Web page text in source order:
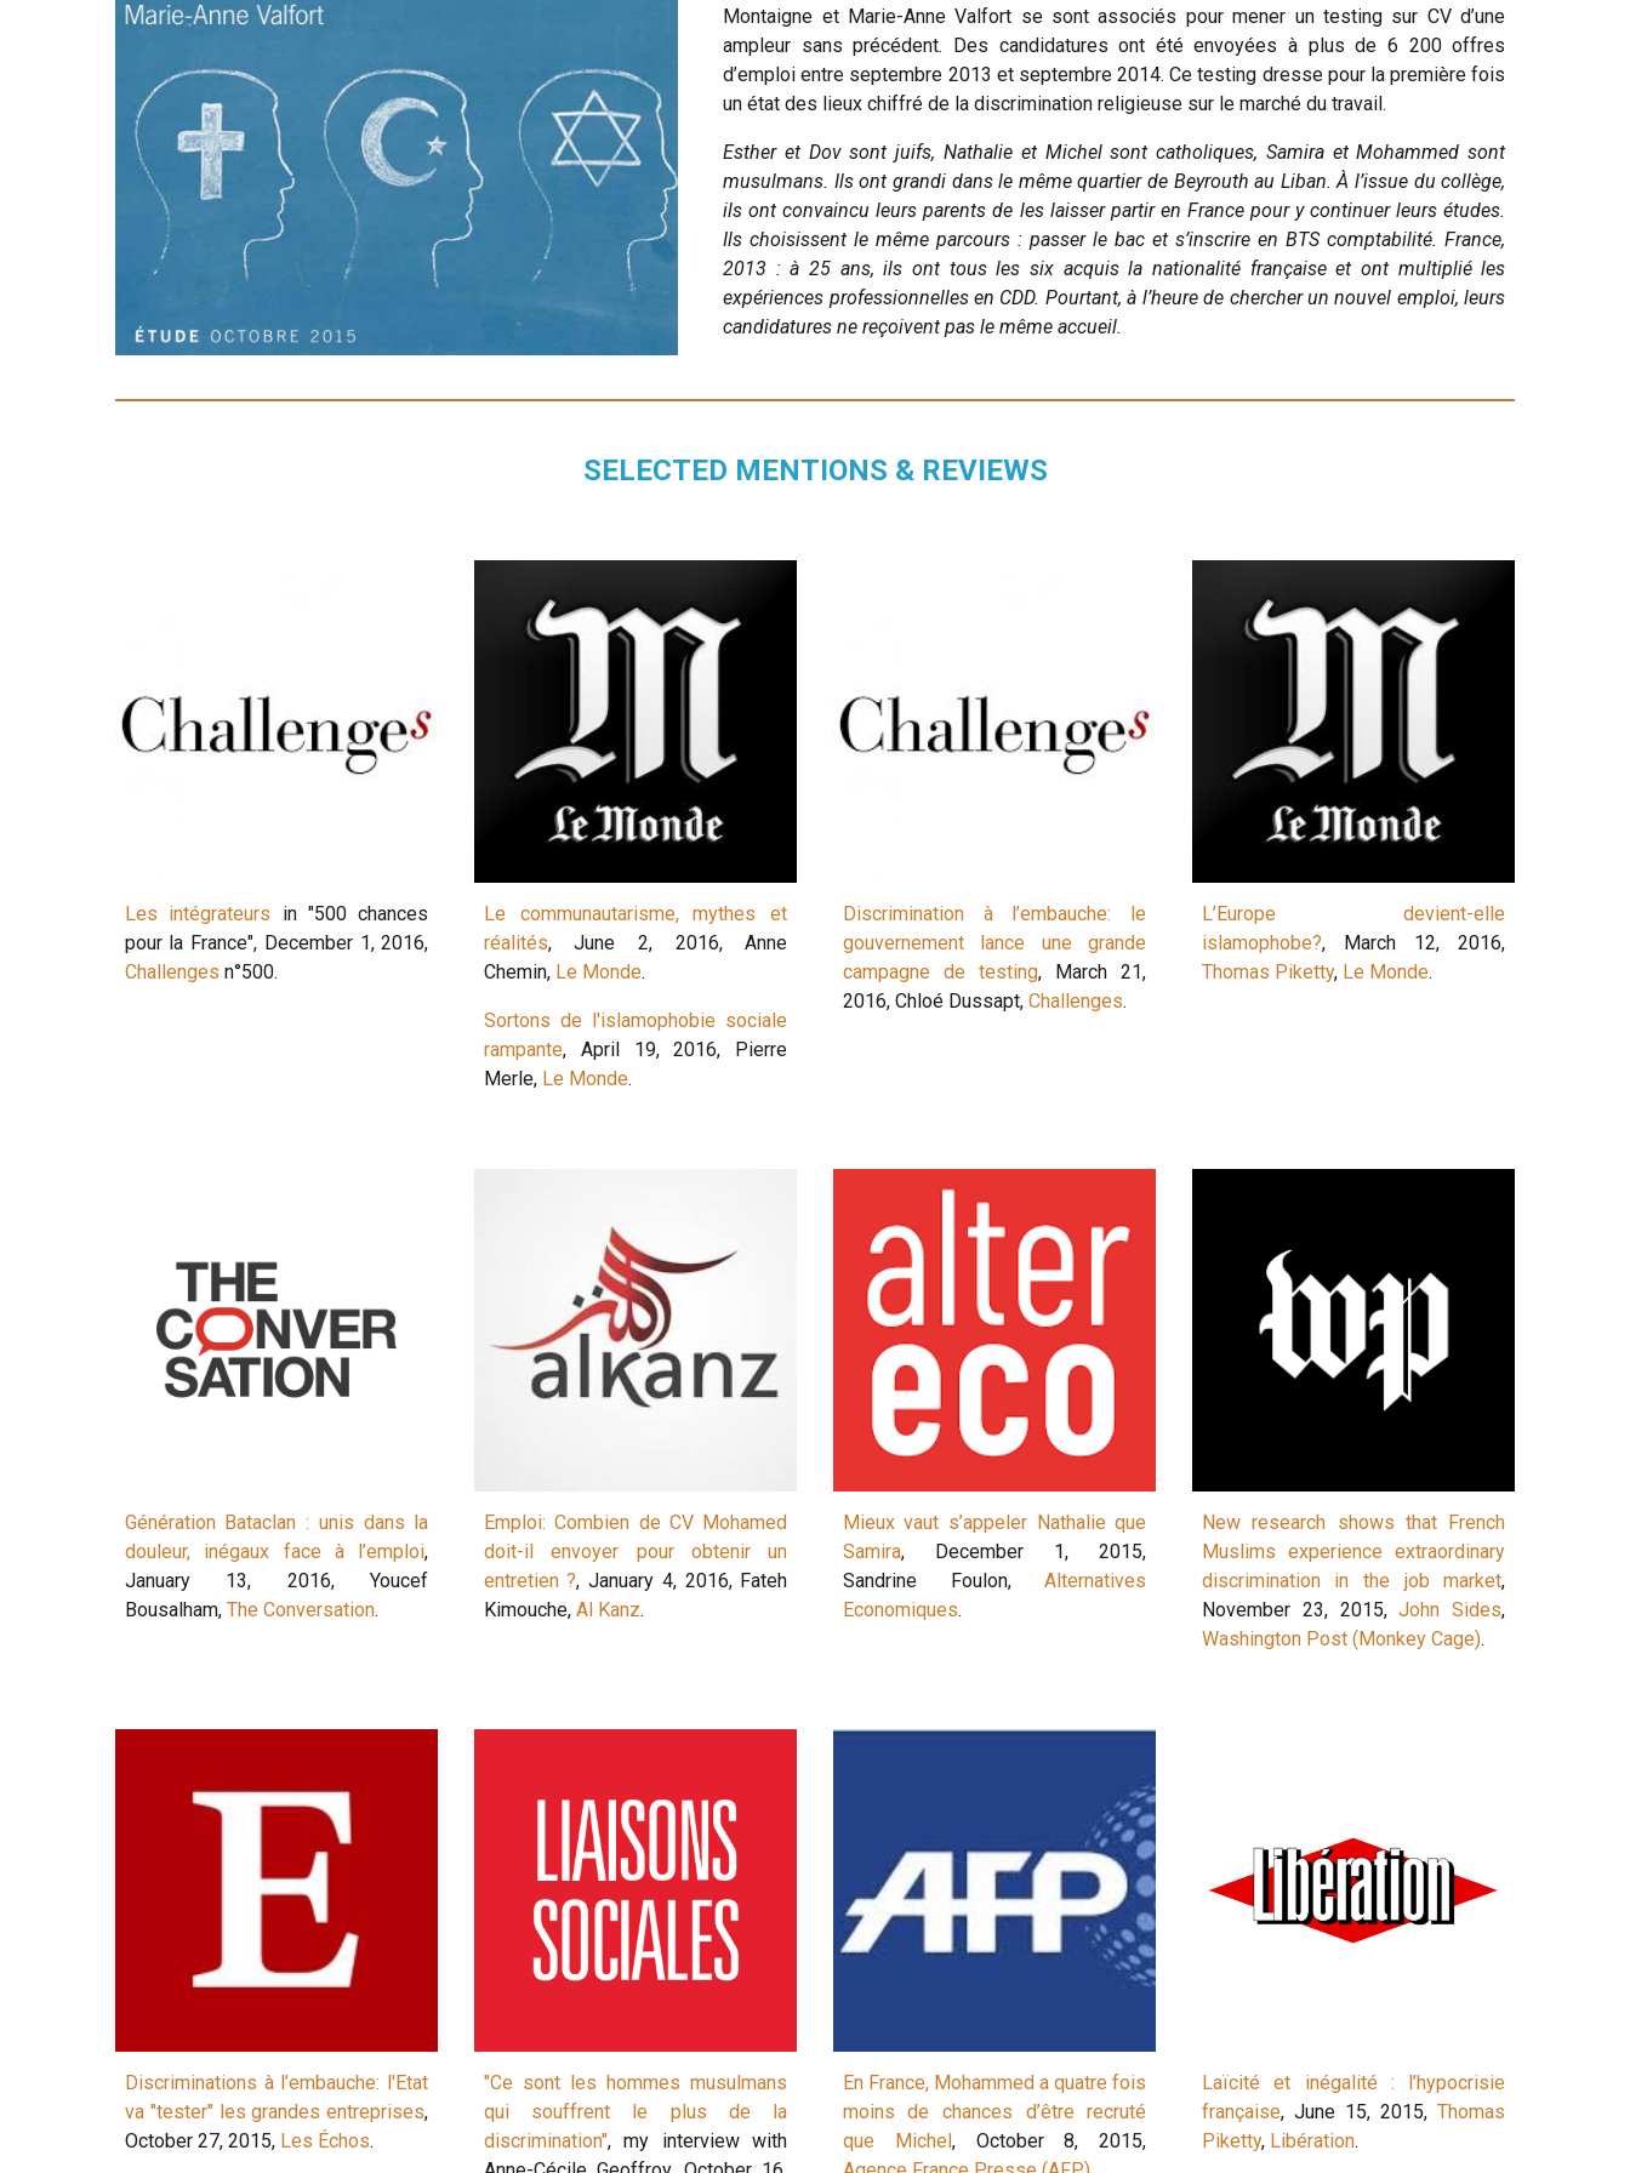
Montaigne et Marie-Anne Valfort se sont associés pour mener un testing sur CV d’une
ampleur sans précédent. Des candidatures ont été envoyées à plus de 6 200 offres
d’emploi entre septembre 2013 et septembre 2014. Ce testing dresse pour la première fois
un état des lieux chiffré de la discrimination religieuse sur le marché du travail.
Esther et Dov sont juifs, Nathalie et Michel sont catholiques, Samira et Mohammed sont
musulmans. Ils ont grandi dans le même quartier de Beyrouth au Liban. À l’issue du collège,
ils ont convaincu leurs parents de les laisser partir en France pour y continuer leurs études.
Ils choisissent le même parcours : passer le bac et s’inscrire en BTS comptabilité. France,
2013 : à 25 ans, ils ont tous les six acquis la nationalité française et ont multiplié les
expériences professionnelles en CDD. Pourtant, à l’heure de chercher un nouvel emploi, leurs
candidatures ne reçoivent pas le même accueil.
SELECTED MENTIONS & REVIEWS
Les intégrateurs in "500 chances
pour la France", December 1, 2016,
Challenges n°500.
Le communautarisme, mythes et
réalités, June 2, 2016, Anne
Chemin, Le Monde.
Sortons de l'islamophobie sociale
rampante, April 19, 2016, Pierre
Merle, Le Monde.
Discrimination à l’embauche: le
gouvernement lance une grande
campagne de testing, March 21,
2016, Chloé Dussapt, Challenges.
L’Europe devient-elle
islamophobe?, March 12, 2016,
Thomas Piketty, Le Monde.
Génération Bataclan : unis dans la
douleur, inégaux face à l’emploi,
January 13, 2016, Youcef
Bousalham, The Conversation.
Emploi: Combien de CV Mohamed
doit-il envoyer pour obtenir un
entretien ?, January 4, 2016, Fateh
Kimouche, Al Kanz.
Mieux vaut s’appeler Nathalie que
Samira, December 1, 2015,
Sandrine Foulon,Alternatives
Economiques.
New research shows that French
Muslims experience extraordinary
discrimination in the job market,
November 23, 2015,John Sides,
Washington Post (Monkey Cage).
Discriminations à l’embauche: l'Etat
va "tester" les grandes entreprises,
October 27, 2015, Les Échos.
"Ce sont les hommes musulmans
qui souffrent le plus de la
discrimination", my interview with
En France, Mohammed a quatre fois
moins de chances d’être recruté
que Michel , October 8, 2015,
Laïcité et inégalité : l’hypocrisie
française, June 15, 2015,Thomas
Piketty, Libération.